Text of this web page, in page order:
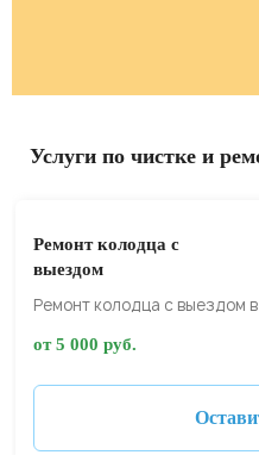
Услуги по чистке и
Ремонт колодца с
выездом
Ремонт колодца с выездом
от 5 000 руб.